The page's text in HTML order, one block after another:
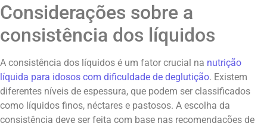
Considerações sobre a
consistência dos líquidos
A consistência dos líquidos é um fator crucial na nutrição
líquida para idosos com dificuldade de deglutição. Existem
diferentes níveis de espessura, que podem ser classificados
como líquidos finos, néctares e pastosos. A escolha da
consistência deve ser feita com base nas recomendações de